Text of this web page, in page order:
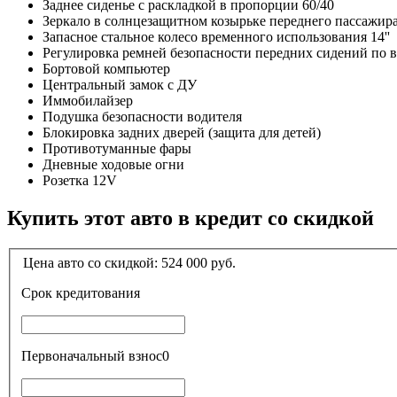
Заднее сиденье с раскладкой в пропорции 60/40
Зеркало в солнцезащитном козырьке переднего пассажира
Запасное стальное колесо временного использования 14''
Регулировка ремней безопасности передних сидений по
Бортовой компьютер
Центральный замок с ДУ
Иммобилайзер
Подушка безопасности водителя
Блокировка задних дверей (защита для детей)
Противотуманные фары
Дневные ходовые огни
Розетка 12V
Купить этот авто в кредит со скидкой
Цена авто со скидкой: 524 000 руб.
Срок кредитования
Первоначальный взнос0